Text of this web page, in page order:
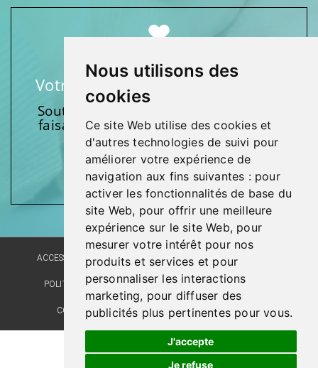
Nous utilisons des
cookies
Ce site Web utilise des cookies et
d'autres technologies de suivi pour
améliorer votre expérience de
navigation aux fins suivantes : pour
activer les fonctionnalités de base du
site Web, pour offrir une meilleure
expérience sur le site Web, pour
mesurer votre intérêt pour nos
produits et services et pour
personnaliser les interactions
marketing, pour diffuser des
publicités plus pertinentes pour vous.
J'accepte
Je refuse
Votre soutien fait une différence
Soutenez l’une de nos fondations en
faisant un don et en participant aux
activités.
Donnez généreusement!
ACCESSIBILITÉ PLAN DU SITE POLITIQUE LINGUISTIQUE
POLITIQUE DE CONFIDENTIALITÉ RÉALISATION DU SITE
COMMENTAIRES, SUGGESTIONS, REMERCIEMENTS